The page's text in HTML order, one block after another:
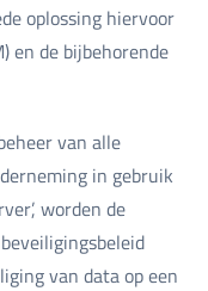
oplossing hiervoor
en de bijbehorende
van alle
in gebruik
worden de
van data op een